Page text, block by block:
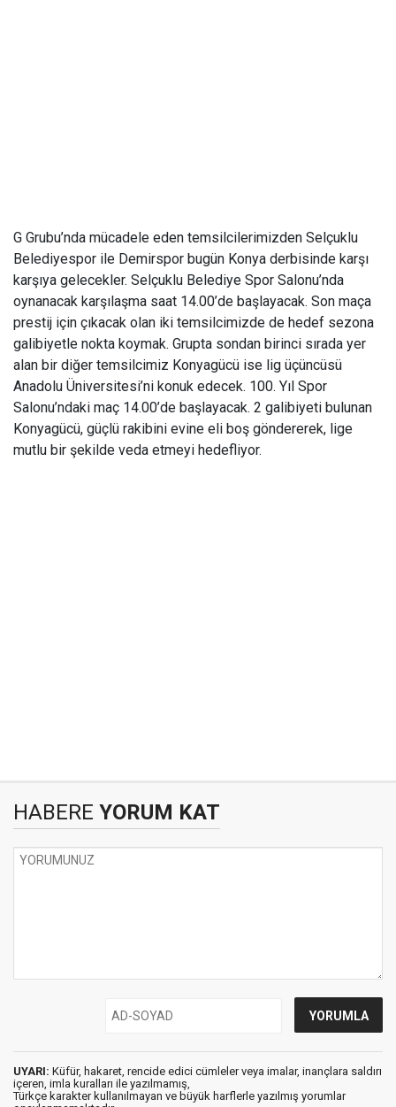
G Grubu’nda mücadele eden temsilcilerimizden Selçuklu
Belediyespor ile Demirspor bugün Konya derbisinde karşı
karşıya gelecekler. Selçuklu Belediye Spor Salonu’nda
oynanacak karşılaşma saat 14.00’de başlayacak. Son maça
prestij için çıkacak olan iki temsilcimizde de hedef sezona
galibiyetle nokta koymak. Grupta sondan birinci sırada yer
alan bir diğer temsilcimiz Konyagücü ise lig üçüncüsü
Anadolu Üniversitesi’ni konuk edecek. 100. Yıl Spor
Salonu’ndaki maç 14.00’de başlayacak. 2 galibiyeti bulunan
Konyagücü, güçlü rakibini evine eli boş göndererek, lige
mutlu bir şekilde veda etmeyi hedefliyor.
HABERE YORUM KAT
UYARI: Küfür, hakaret, rencide edici cümleler veya imalar, inançlara saldırı
içeren, imla kuralları ile yazılmamış,
Türkçe karakter kullanılmayan ve büyük harflerle yazılmış yorumlar